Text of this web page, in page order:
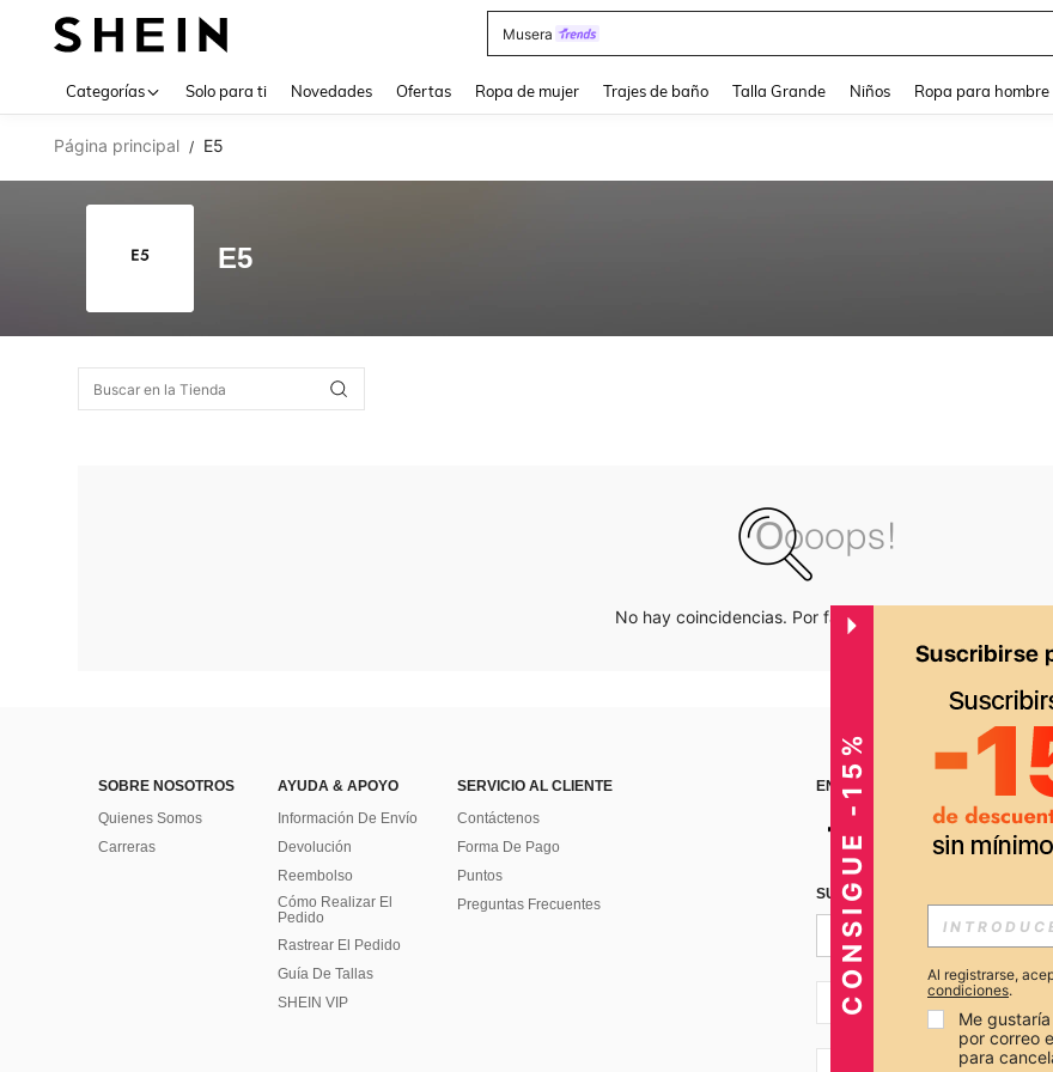
Musera
Categorías Solo para ti Novedades Ofertas Ropa de mujer Trajes de baño Talla Grande Niños Ropa para hombre
Página principal / E5
E5
No hay coincidencias. Por favor inténtalo de nuevo.
SOBRE NOSOTROS
Quienes Somos
Carreras
AYUDA & APOYO
Información De Envío
Devolución
Reembolso
Cómo Realizar El
Pedido
Rastrear El Pedido
Guía De Tallas
SHEIN VIP
SERVICIO AL CLIENTE
Contáctenos
Forma De Pago
Puntos
Preguntas Frecuentes
ENCUÉNTRANOS EN
SUSCRÍBETE PARA RECIBIR
PE + 51
CONSIGUE -15% Al registrarse,
condiciones.
Me
por correo
para